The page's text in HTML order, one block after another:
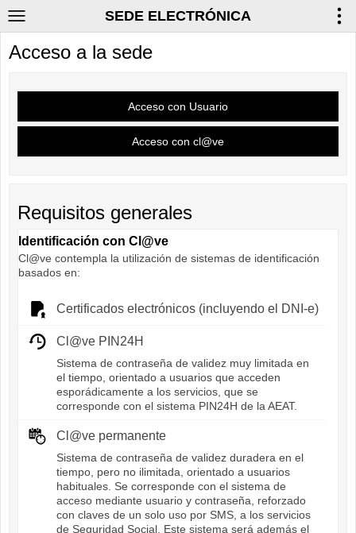
SEDE ELECTRÓNICA
Acceso a la sede
Requisitos generales
Identificación con Cl@ve
Cl@ve contempla la utilización de sistemas de identificación
basados en:
Certificados electrónicos (incluyendo el DNI-e)
Cl@ve PIN24H
Sistema de contraseña de validez muy limitada en
el tiempo, orientado a usuarios que acceden
esporádicamente a los servicios, que se
corresponde con el sistema PIN24H de la AEAT.
Cl@ve permanente
Sistema de contraseña de validez duradera en el
tiempo, pero no ilimitada, orientado a usuarios
habituales. Se corresponde con el sistema de
acceso mediante usuario y contraseña, reforzado
con claves de un solo uso por SMS, a los servicios
de Seguridad Social. Este sistema será además el